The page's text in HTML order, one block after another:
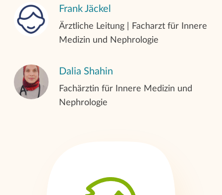
Frank Jäckel
Ärztliche Leitung | Facharzt für Innere
Medizin und Nephrologie
Dalia Shahin
Fachärztin für Innere Medizin und
Nephrologie